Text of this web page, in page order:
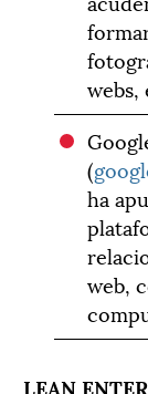
webs,
(
ha
web,
LEAN